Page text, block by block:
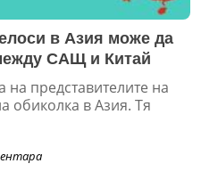
в Азия може да
САЩ и Китай
на представителите на
в Азия. Тя